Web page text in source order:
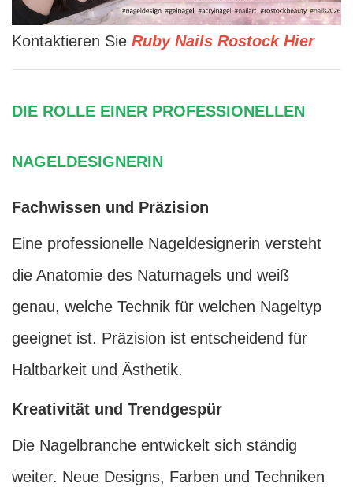
Kontaktieren Sie Ruby Nails Rostock Hier
DIE ROLLE EINER PROFESSIONELLEN
NAGELDESIGNERIN
Fachwissen und Präzision
Eine professionelle Nageldesignerin versteht
die Anatomie des Naturnagels und weiß
genau, welche Technik für welchen Nageltyp
geeignet ist. Präzision ist entscheidend für
Haltbarkeit und Ästhetik.
Kreativität und Trendgespür
Die Nagelbranche entwickelt sich ständig
weiter. Neue Designs, Farben und Techniken